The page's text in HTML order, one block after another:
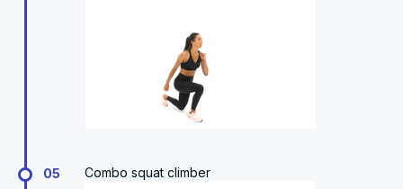
05 Combo squat climber